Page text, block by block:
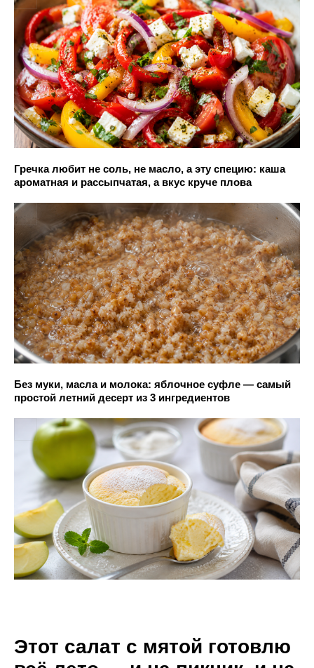
Гречка любит не соль, не масло, а эту специю: каша
ароматная и рассыпчатая, а вкус круче плова
Без муки, масла и молока: яблочное суфле — самый
простой летний десерт из 3 ингредиентов
Этот салат с мятой готовлю